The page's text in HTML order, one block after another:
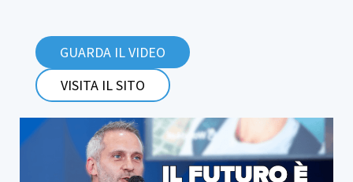
GUARDA IL VIDEO
VISITA IL SITO